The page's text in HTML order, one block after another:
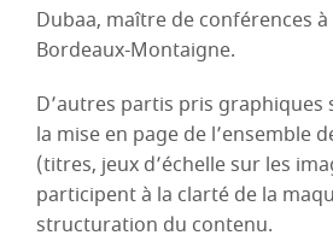
Dubaa, maître de conférences
Bordeaux-Montaigne.
D’autres partis pris graphiques
la mise en page de l’ensemble
(titres, jeux d’échelle sur les
participent à la clarté de la
structuration du contenu.